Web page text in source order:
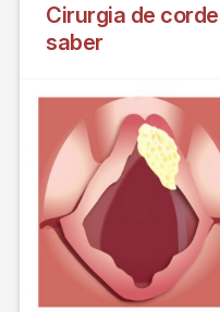
Cirurgia de
saber